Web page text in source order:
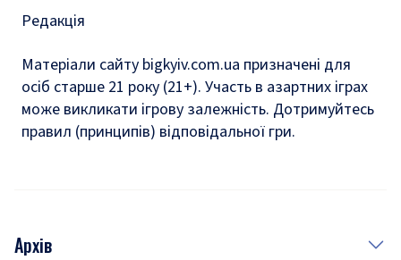
Редакція
Матеріали сайту bigkyiv.com.ua призначені для
осіб старше 21 року (21+). Участь в азартних іграх
може викликати ігрову залежність. Дотримуйтесь
правил (принципів) відповідальної гри.
Архів